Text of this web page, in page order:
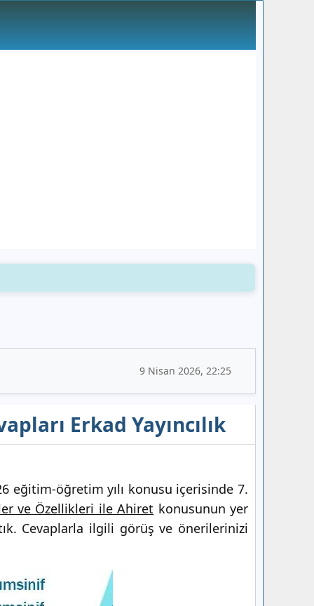
9 Nisan 2026, 22:25
Erkad Yayıncılık
eğitim-öğretim yılı konusu içerisinde 7.
ve Özellikleri ile Ahiret konusunun yer
Cevaplarla ilgili görüş ve önerilerinizi